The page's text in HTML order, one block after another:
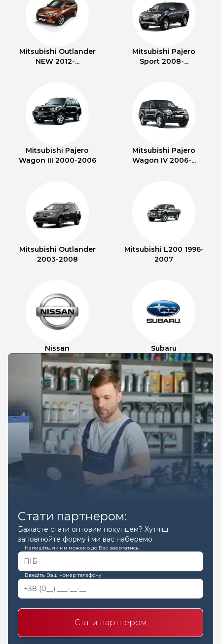
Mitsubishi Outlander
NEW 2012-...
Mitsubishi Pajero
Sport 2008-...
Mitsubishi Pajero
Wagon III 2000-2006
Mitsubishi Pajero
Wagon IV 2006-...
Mitsubishi Outlander
2003-2008
Mitsubishi L200 1996-
2007
Nissan Subaru
Стати партнером:
Бажаєте стати оптовим покупцем? Хутчіш
заповнюйте форму і ми вас наберемо
Напишіть, як ми можемо до Вас звертатись
Введіть Ваш номер телефону
Стати партнером